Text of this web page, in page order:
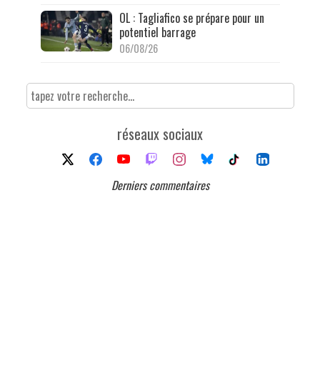
OL : Tagliafico se prépare pour un
potentiel barrage
06/08/26
réseaux sociaux
Derniers commentaires